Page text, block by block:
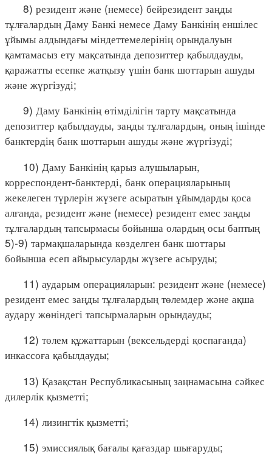
8) резидент және (немесе) бейрезидент заңды
тұлғалардың Даму Банкі немесе Даму Банкінің еншілес
ұйымы алдындағы міндеттемелерінің орындалуын
қамтамасыз ету мақсатында депозиттер қабылдауды,
қаражатты есепке жатқызу үшін банк шоттарын ашуды
және жүргізуді;
9) Даму Банкінің өтімділігін тарту мақсатында
депозиттер қабылдауды, заңды тұлғалардың, оның ішінде
банктердің банк шоттарын ашуды және жүргізуді;
10) Даму Банкінің қарыз алушыларын,
корреспондент-банктерді, банк операцияларының
жекелеген түрлерін жүзеге асыратын ұйымдарды қоса
алғанда, резидент және (немесе) резидент емес заңды
тұлғалардың тапсырмасы бойынша олардың осы баптың
5)-9) тармақшаларында көзделген банк шоттары
бойынша есеп айырысуларды жүзеге асыруды;
11) аударым операцияларын: резидент және (немесе)
резидент емес заңды тұлғалардың төлемдер және ақша
аудару жөніндегі тапсырмаларын орындауды;
12) төлем құжаттарын (вексельдерді қоспағанда)
инкассоға қабылдауды;
13) Қазақстан Республикасының заңнамасына сәйкес
дилерлік қызметті;
14) лизингтік қызметті;
15) эмиссиялық бағалы қағаздар шығаруды;